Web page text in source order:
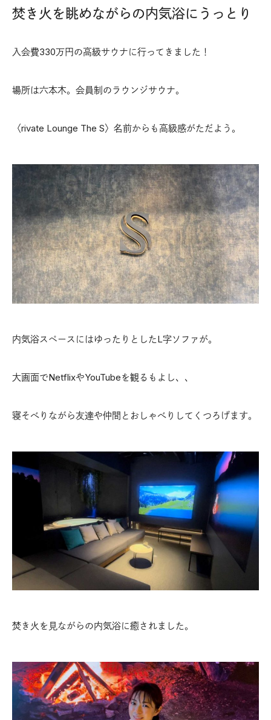
焚き火を眺めながらの内気浴にうっとり
入会費330万円の高級サウナに行ってきました！
場所は六本木。会員制のラウンジサウナ。
〈rivate Lounge The S〉名前からも高級感がただよう。
内気浴スペースにはゆったりとしたL字ソファが。
大画面でNetflixやYouTubeを観るもよし、、
寝そべりながら友達や仲間とおしゃべりしてくつろげます。
焚き火を見ながらの内気浴に癒されました。